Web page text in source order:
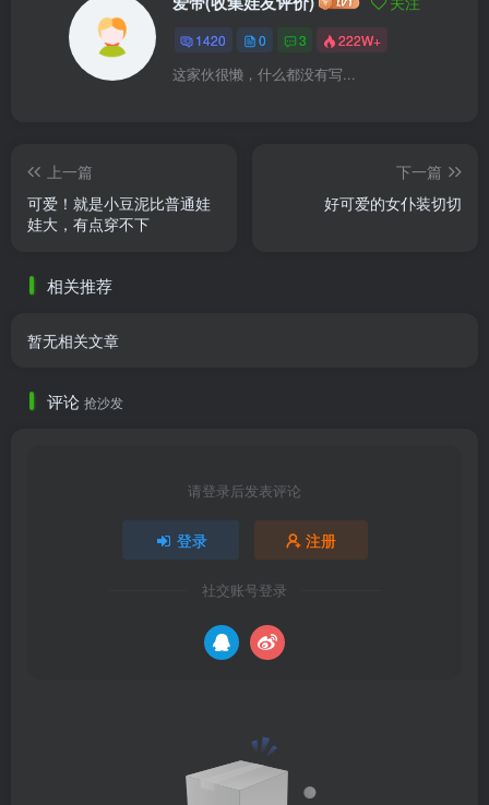
1420 0 3 222W+
这家伙很懒，什么都没有写...
上一篇
可爱！就是小豆泥比普通娃
娃大，有点穿不下
下一篇
好可爱的女仆装切切
相关推荐
暂无相关文章
评论 抢沙发
请登录后发表评论
登录 注册
社交账号登录